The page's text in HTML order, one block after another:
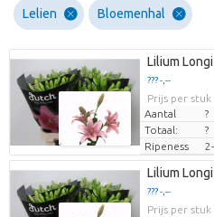
Lelien Bloemenhal
Lilium
??? -,--
Prijs per stuk
Aantal
?
Totaal:
?
Ripeness
Lilium
??? -,--
Prijs per stuk